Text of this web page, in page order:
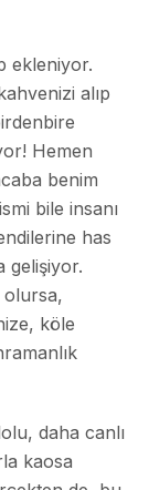
ekleniyor.
alıp
Hemen
benim
bile insanı
has
gelişiyor.
köle
daha canlı
kaosa